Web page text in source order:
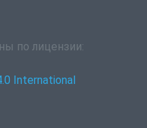
по лицензии:
International